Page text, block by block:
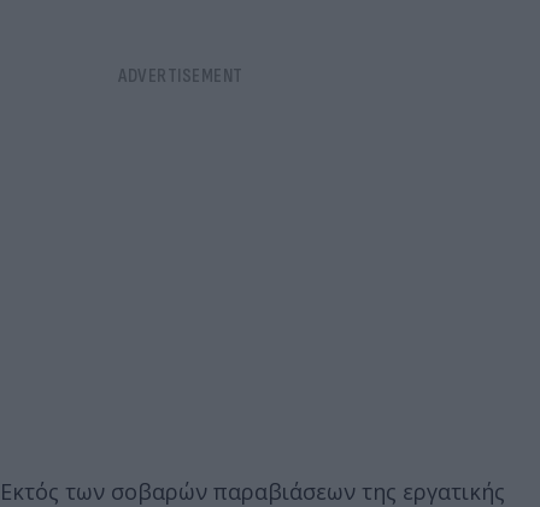
Εκτός των σοβαρών παραβιάσεων της εργατικής